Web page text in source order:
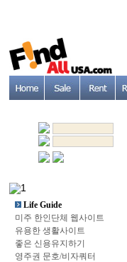
Life Guide
미주 한인단체 웹사이트
유용한 생활사이트
좋은 신용유지하기
영주권 문호/비자쿼터